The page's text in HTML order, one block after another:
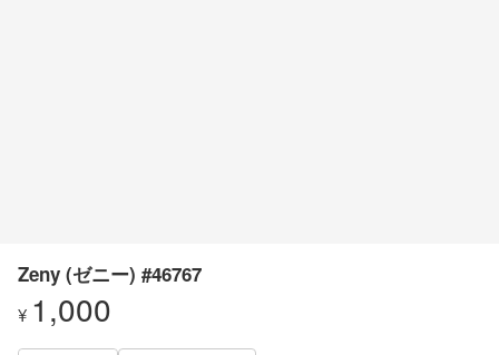
Zeny (ゼニー) #46767
¥ 1,000